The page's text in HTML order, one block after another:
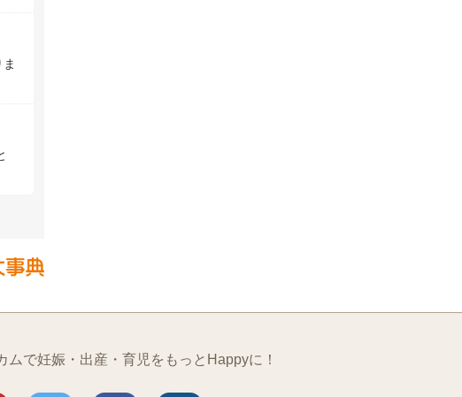
ムで妊娠・出産・育児をもっとHappyに！